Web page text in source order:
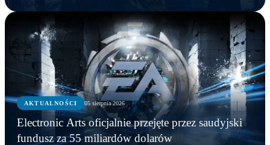
AKTUALNOŚCI 05 sierpnia 2026
Electronic Arts oficjalnie przejęte przez saudyjski
fundusz za 55 miliardów dolarów
AKTUALNOŚCI
Młodzi gracze nie wpadli w nałóg multiplayerów.
Statystyki Capcomu przywracają wiarę w młode
GRY
Steam ma nowego króla. Counter-Strike 2 został
AKTUALNOŚCI
Electronic Arts oficjalnie przejęte przez saudyjski